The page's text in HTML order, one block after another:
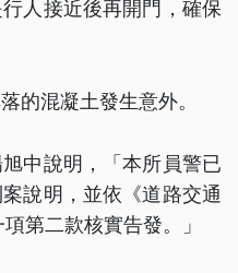
人接近後再開門，確保
的混凝土發生意外。
中說明，「本所員警已
說明，並依《道路交通
第二款核實告發。」